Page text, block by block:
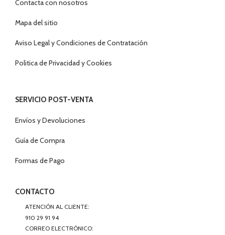
Contacta con nosotros
Mapa del sitio
Aviso Legal y Condiciones de Contratación
Politica de Privacidad y Cookies
SERVICIO POST-VENTA
Envíos y Devoluciones
Guía de Compra
Formas de Pago
CONTACTO
ATENCIÓN AL CLIENTE:
910 29 91 94
CORREO ELECTRÓNICO: